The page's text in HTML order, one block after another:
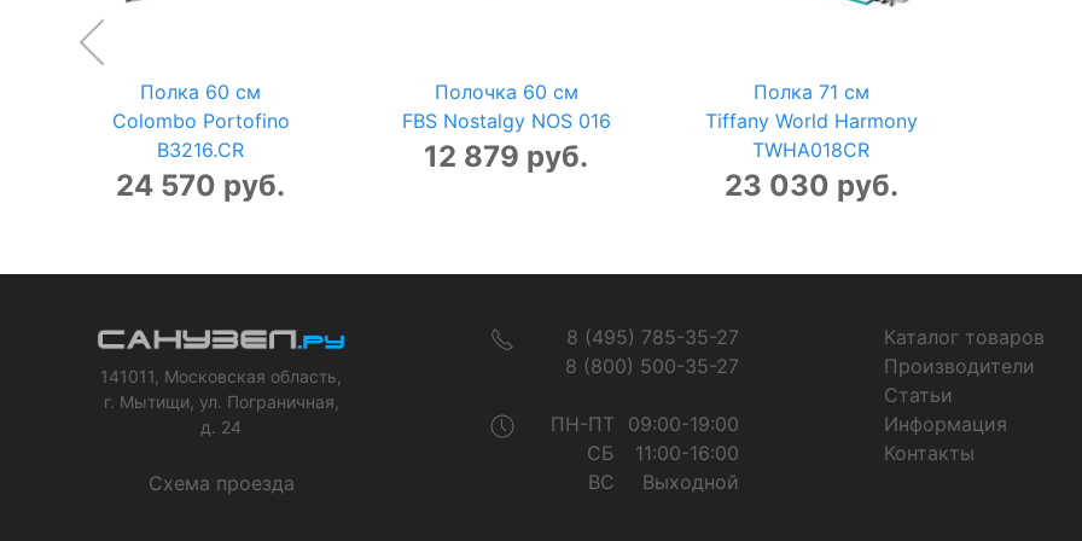
Полка 60 см
Colombo Portofino
B3216.CR
24 570 руб.
Полочка 60 см
FBS Nostalgy NOS 016
12 879 руб.
Полка 71 см
Tiffany World Harmony
TWHA018CR
23 030 руб.
141011, Московская область,
г. Мытищи, ул. Пограничная,
д. 24
Схема проезда
8 (495) 785-35-27
8 (800) 500-35-27
ПН-ПТ
09:00-19:00
СБ
11:00-16:00
ВС
Выходной
Каталог товаров
Производители
Статьи
Информация
Контакты